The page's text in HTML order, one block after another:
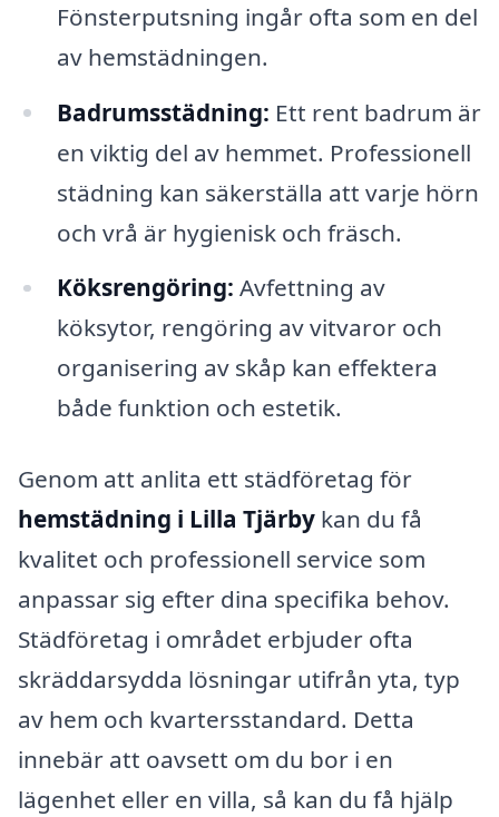
Fönsterputsning ingår ofta som en del
av hemstädningen.
Badrumsstädning: Ett rent badrum är
en viktig del av hemmet. Professionell
städning kan säkerställa att varje hörn
och vrå är hygienisk och fräsch.
Köksrengöring: Avfettning av
köksytor, rengöring av vitvaror och
organisering av skåp kan effektera
både funktion och estetik.
Genom att anlita ett städföretag för
hemstädning i Lilla Tjärby kan du få
kvalitet och professionell service som
anpassar sig efter dina specifika behov.
Städföretag i området erbjuder ofta
skräddarsydda lösningar utifrån yta, typ
av hem och kvartersstandard. Detta
innebär att oavsett om du bor i en
lägenhet eller en villa, så kan du få hjälp